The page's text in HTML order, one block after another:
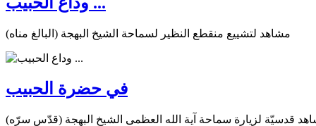
مشاهد لتشييع منقطع النظير لسماحة الشيخ البهجة (البالغ مناه)
في حضرة الحبيب
قدسيّة لزيارة سماحة آية الله العظمى الشيخ البهجة (قدّس سرّه)